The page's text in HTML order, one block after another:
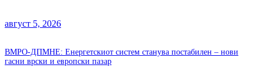
август 5, 2026
ВМРО-ДПМНЕ: Енергетскиот систем станува постабилен – нови
гасни врски и европски пазар